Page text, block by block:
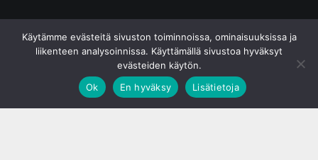
Käytämme evästeitä sivuston toiminnoissa, ominaisuuksissa ja
liikenteen analysoinnissa. Käyttämällä sivustoa hyväksyt
evästeiden käytön.
Ok
En hyväksy Lisätietoja